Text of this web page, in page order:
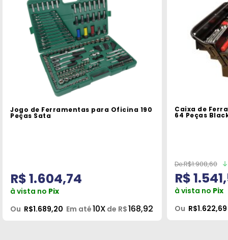
Jogo de Ferramentas para Oficina 190
Peças Sata
R$ 1.604,74
à vista no Pix
Ou R$1.689,20 Em até10X de R$168,92
Caixa de
64 Peças
R$1.908,60
R$
à vista no Pix
Ou R$1.622,69